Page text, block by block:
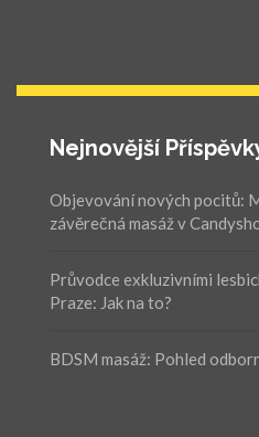
Nejnovější
Objevování nových pocitů:
závěrečná masáž v
Průvodce exkluzivními
Praze: Jak na to?
BDSM masáž: Pohled